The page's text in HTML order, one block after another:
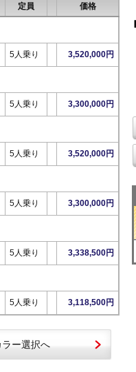
定員 価格
5人乗り 3,520,000円
5人乗り 3,300,000円
5人乗り 3,520,000円
5人乗り 3,300,000円
5人乗り 3,338,500円
5人乗り 3,118,500円
ラー選択へ